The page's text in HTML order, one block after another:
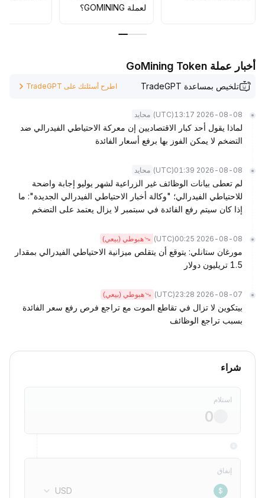
لعملة GOMINING؟
أخبار عملة GoMining Token
تلخيص بمساعدة TradeGPT اطرح أسئلتك على TradeGPT
2026-08-08 13:17
(UTC) محايد
لماذا يقول أحد كبار الاقتصاديين إن معركة الاحتياطي الفيدرالي ضد
التضخم لا يمكن الفوز بها برفع أسعار الفائدة
2026-08-08 01:39
(UTC) محايد
لم تعطى بيانات الوظائف غير الزراعية لشهر يوليو إجابة واضحة
للاحتياطي الفيدرالي؛ "وكالة أخبار الاحتياطي الفيدرالي الجديدة": ما
إذا كان سيتم رفع الفائدة في سبتمبر لا يزال يعتمد على التضخم
2026-08-08 00:25
(UTC) هبوطي (بيعي)
مورغان ستانلي: يتوقع أن يتقلص ميزانية الاحتياطي الفيدرالي بمقدار
1.5 تريليون دولار
2026-08-07 23:28
(UTC) هبوطي (بيعي)
بيتكوين لا تزال في تقاطع الموت مع تراجع فرص رفع سعر الفائدة
بسبب تراجع الوظائف
شراء
استلام
إنفاق
$
USD